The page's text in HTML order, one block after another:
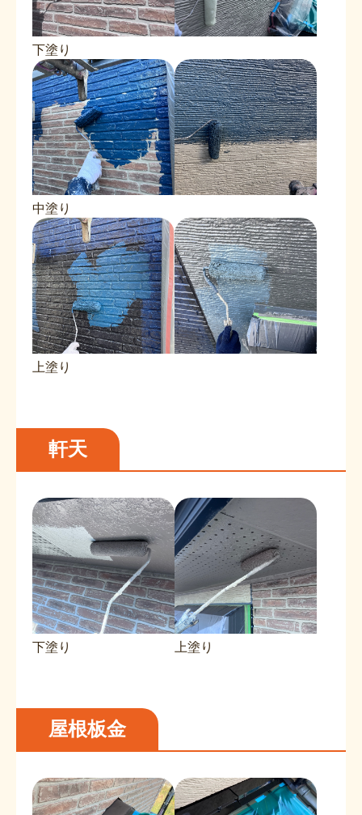
下塗り
中塗り
上塗り
軒天
下塗り 上塗り
屋根板金